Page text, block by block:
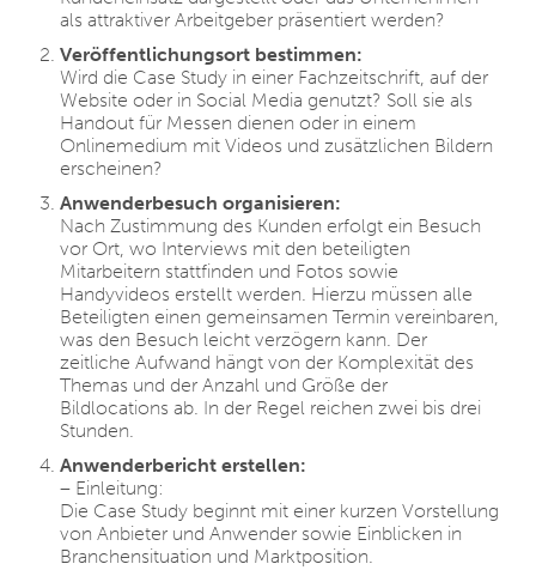
als attraktiver Arbeitgeber präsentiert werden?
Veröffentlichungsort bestimmen:
Wird die Case Study in einer Fachzeitschrift, auf der
Website oder in Social Media genutzt? Soll sie als
Handout für Messen dienen oder in einem
Onlinemedium mit Videos und zusätzlichen Bildern
erscheinen?
Anwenderbesuch organisieren:
Nach Zustimmung des Kunden erfolgt ein Besuch
vor Ort, wo Interviews mit den beteiligten
Mitarbeitern stattfinden und Fotos sowie
Handyvideos erstellt werden. Hierzu müssen alle
Beteiligten einen gemeinsamen Termin vereinbaren,
was den Besuch leicht verzögern kann. Der
zeitliche Aufwand hängt von der Komplexität des
Themas und der Anzahl und Größe der
Bildlocations ab. In der Regel reichen zwei bis drei
Stunden.
Anwenderbericht erstellen:
– Einleitung:
Die Case Study beginnt mit einer kurzen Vorstellung
von Anbieter und Anwender sowie Einblicken in
Branchensituation und Marktposition.